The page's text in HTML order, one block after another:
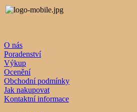
O nás
Poradenství
Výkup
Ocenění
Obchodní podmínky
Jak nakupovat
Kontaktní informace